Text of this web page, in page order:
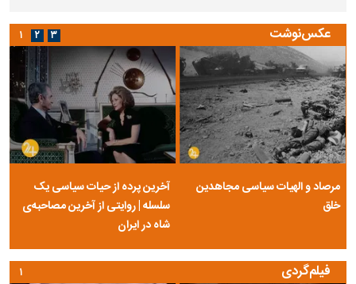
عکس‌نوشت
مرصاد و الهیات سیاسی مجاهدین
خلق
آخرین پرده از حیات سیاسی یک
سلسله | روایتی از آخرین مصاحبه‌ی
شاه در ایران
۱ ۲ ۳
فیلم‌گردی ۱